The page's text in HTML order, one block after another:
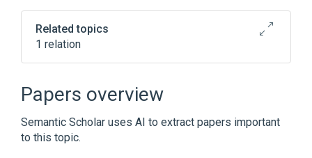
Related topics
1 relation
Papers overview
Semantic Scholar uses AI to extract papers important
to this topic.